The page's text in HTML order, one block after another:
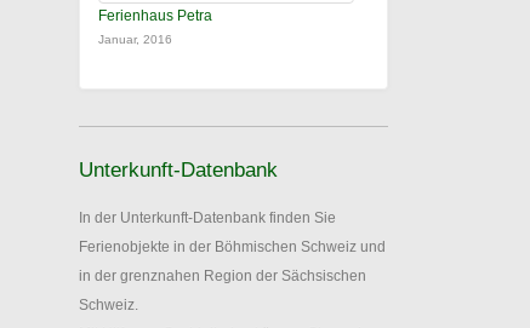
Ferienhaus Petra
Januar, 2016
Unterkunft-Datenbank
In der Unterkunft-Datenbank finden Sie
Ferienobjekte in der Böhmischen Schweiz und
in der grenznahen Region der Sächsischen
Schweiz.